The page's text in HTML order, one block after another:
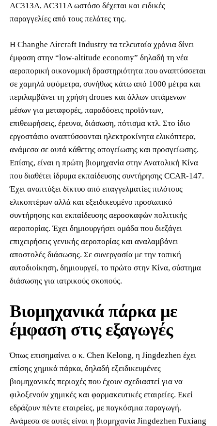
AC313A, AC311A ωστόσο δέχεται και ειδικές
παραγγελίες από τους πελάτες της.
Η Changhe Aircraft Industry τα τελευταία χρόνια δίνει
έμφαση στην “low-altitude economy” δηλαδή τη νέα
αεροπορική οικονομική δραστηριότητα που αναπτύσσεται
σε χαμηλά υψόμετρα, συνήθως κάτω από 1000 μέτρα και
περιλαμβάνει τη χρήση drones και άλλων ιπτάμενων
μέσων για μεταφορές, παραδόσεις προϊόντων,
επιθεωρήσεις, έρευνα, διάσωση, πότισμα κτλ. Στο ίδιο
εργοστάσιο αναπτύσσονται ηλεκτροκίνητα ελικόπτερα,
ανάμεσα σε αυτά κάθετης απογείωσης και προσγείωσης.
Επίσης, είναι η πρώτη βιομηχανία στην Ανατολική Κίνα
που διαθέτει ίδρυμα εκπαίδευσης συντήρησης CCAR-147.
Έχει αναπτύξει δίκτυο από επαγγελματίες πιλότους
ελικοπτέρων αλλά και εξειδικευμένο προσωπικό
συντήρησης και εκπαίδευσης αεροσκαφών πολιτικής
αεροπορίας. Έχει δημιουργήσει ομάδα που διεξάγει
επιχειρήσεις γενικής αεροπορίας και αναλαμβάνει
αποστολές διάσωσης. Σε συνεργασία με την τοπική
αυτοδιοίκηση, δημιουργεί, το πρώτο στην Κίνα, σύστημα
διάσωσης για ιατρικούς σκοπούς.
Βιομηχανικά πάρκα με
έμφαση στις εξαγωγές
Όπως επισημαίνει ο κ. Chen Kelong, η Jingdezhen έχει
επίσης χημικά πάρκα, δηλαδή εξειδικευμένες
βιομηχανικές περιοχές που έχουν σχεδιαστεί για να
φιλοξενούν χημικές και φαρμακευτικές εταιρείες. Εκεί
εδράζουν πέντε εταιρείες, με παγκόσμια παραγωγή.
Ανάμεσα σε αυτές είναι η βιομηχανία Jingdezhen Fuxiang